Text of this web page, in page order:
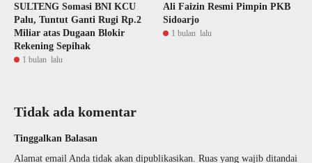
SULTENG Somasi BNI KCU
Palu, Tuntut Ganti Rugi Rp.2
Miliar atas Dugaan Blokir
Rekening Sepihak
1 bulan lalu
Ali Faizin Resmi Pimpin PKB
Sidoarjo
1 bulan lalu
Tidak ada komentar
Tinggalkan Balasan
Alamat email Anda tidak akan dipublikasikan. Ruas yang wajib ditandai